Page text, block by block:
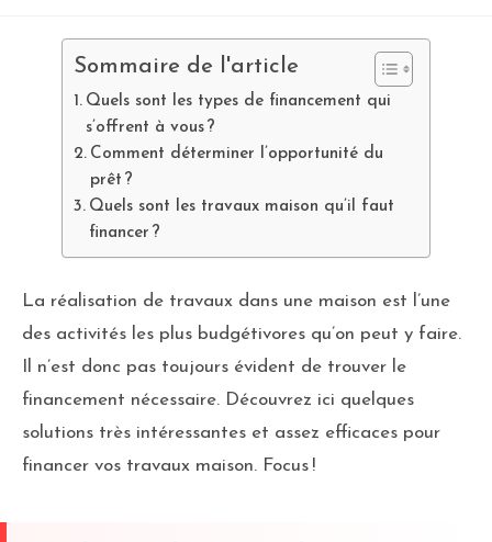
Sommaire de l'article
Quels sont les types de financement qui
s’offrent à vous ?
Comment déterminer l’opportunité du
prêt ?
Quels sont les travaux maison qu’il faut
financer ?
La réalisation de travaux dans une maison est l’une
des activités les plus budgétivores qu’on peut y faire.
Il n’est donc pas toujours évident de trouver le
financement nécessaire. Découvrez ici quelques
solutions très intéressantes et assez efficaces pour
financer vos travaux maison. Focus !